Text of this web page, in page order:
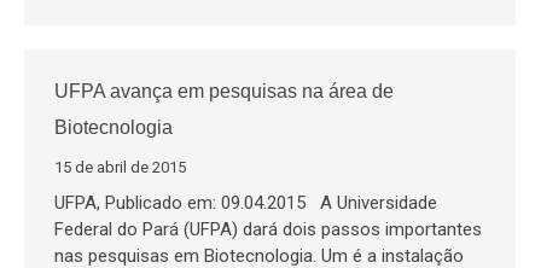
UFPA avança em pesquisas na área de
Biotecnologia
15 de abril de 2015
UFPA, Publicado em: 09.04.2015 A Universidade
Federal do Pará (UFPA) dará dois passos importantes
nas pesquisas em Biotecnologia. Um é a instalação